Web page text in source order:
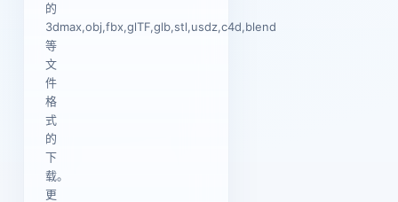
的
3dmax,obj,fbx,glTF,glb,stl,usdz,c4d,blend
等
文
件
格
式
的
下
载。
更